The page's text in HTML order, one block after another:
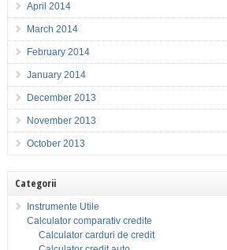
April 2014
March 2014
February 2014
January 2014
December 2013
November 2013
October 2013
Categorii
Instrumente Utile
Calculator comparativ credite
Calculator carduri de credit